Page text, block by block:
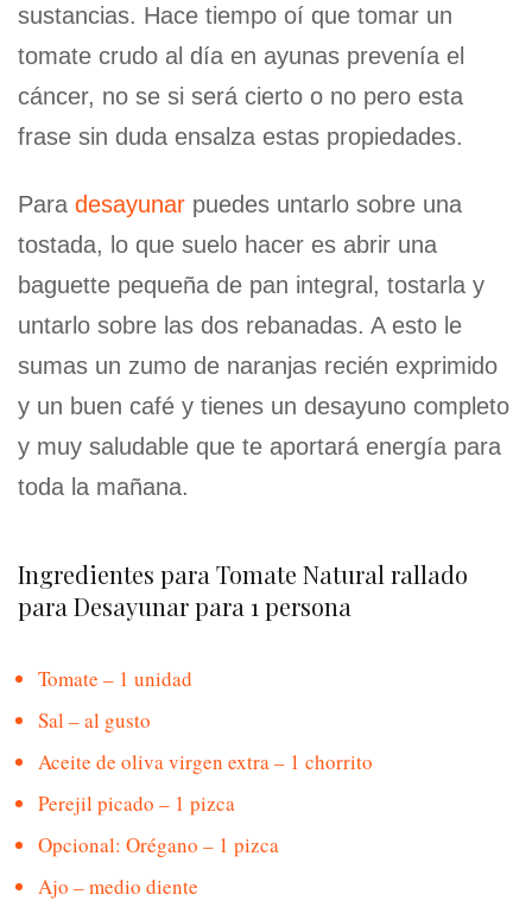
sustancias. Hace tiempo oí que tomar un
tomate crudo al día en ayunas prevenía el
cáncer, no se si será cierto o no pero esta
frase sin duda ensalza estas propiedades.
Para desayunar puedes untarlo sobre una
tostada, lo que suelo hacer es abrir una
baguette pequeña de pan integral, tostarla y
untarlo sobre las dos rebanadas. A esto le
sumas un zumo de naranjas recién exprimido
y un buen café y tienes un desayuno completo
y muy saludable que te aportará energía para
toda la mañana.
Ingredientes para Tomate Natural rallado
para Desayunar para 1 persona
Tomate – 1 unidad
Sal – al gusto
Aceite de oliva virgen extra – 1 chorrito
Perejil picado – 1 pizca
Opcional: Orégano – 1 pizca
Ajo – medio diente